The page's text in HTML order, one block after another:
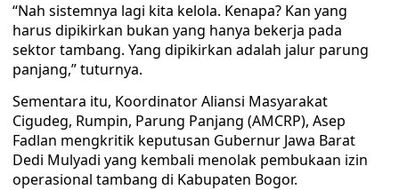
“Nah sistemnya lagi kita kelola. Kenapa? Kan yang
harus dipikirkan bukan yang hanya bekerja pada
sektor tambang. Yang dipikirkan adalah jalur parung
panjang,” tuturnya.
Sementara itu, Koordinator Aliansi Masyarakat
Cigudeg, Rumpin, Parung Panjang (AMCRP), Asep
Fadlan mengkritik keputusan Gubernur Jawa Barat
Dedi Mulyadi yang kembali menolak pembukaan izin
operasional tambang di Kabupaten Bogor.